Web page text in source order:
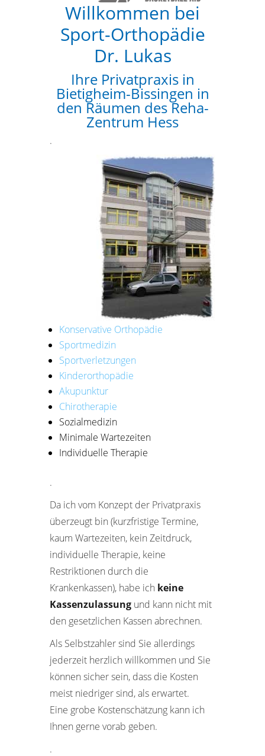
Willkommen bei
Sport-Orthopädie
Dr. Lukas
Ihre Privatpraxis in
Bietigheim-Bissingen in
den Räumen des Reha-
Zentrum Hess
.
Konservative Orthopädie
Sportmedizin
Sportverletzungen
Kinderorthopädie
Akupunktur
Chirotherapie
Sozialmedizin
Minimale Wartezeiten
Individuelle Therapie
.
Da ich vom Konzept der Privatpraxis
überzeugt bin (kurzfristige Termine,
kaum Wartezeiten, kein Zeitdruck,
individuelle Therapie, keine
Restriktionen durch die
Krankenkassen), habe ich keine
Kassenzulassung und kann nicht mit
den gesetzlichen Kassen abrechnen.
Als Selbstzahler sind Sie allerdings
jederzeit herzlich willkommen und Sie
können sicher sein, dass die Kosten
meist niedriger sind, als erwartet.
Eine grobe Kostenschätzung kann ich
Ihnen gerne vorab geben.
.